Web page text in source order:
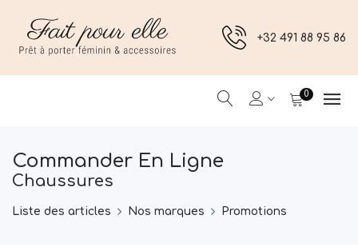
+32 491 88 95 86
0
Commander En Ligne
Chaussures
Liste des articles Nos marques Promotions